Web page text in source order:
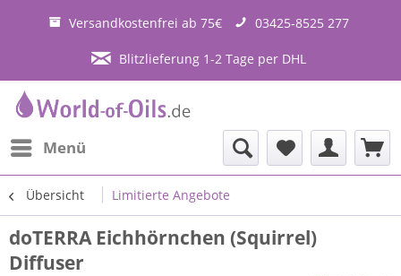
Versandkostenfrei ab 75€ 03425-8525 277
Blitzlieferung 1-2 Tage per DHL
Menü
Übersicht Limitierte Angebote
doTERRA Eichhörnchen (Squirrel)
Diffuser